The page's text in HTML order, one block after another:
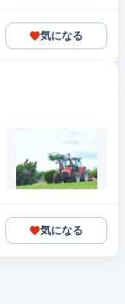
気になる
気になる